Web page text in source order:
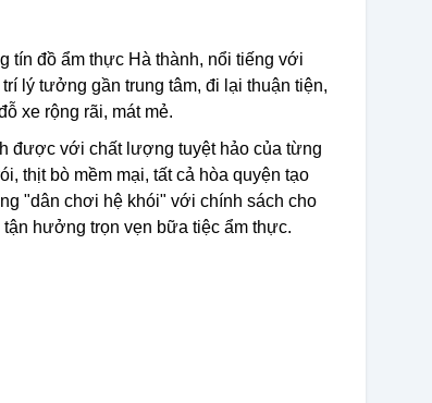
tín đồ ẩm thực Hà thành, nổi tiếng với
lý tưởng gần trung tâm, đi lại thuận tiện,
xe rộng rãi, mát mẻ.
được với chất lượng tuyệt hảo của từng
thịt bò mềm mại, tất cả hòa quyện tạo
"dân chơi hệ khói" với chính sách cho
hưởng trọn vẹn bữa tiệc ẩm thực.